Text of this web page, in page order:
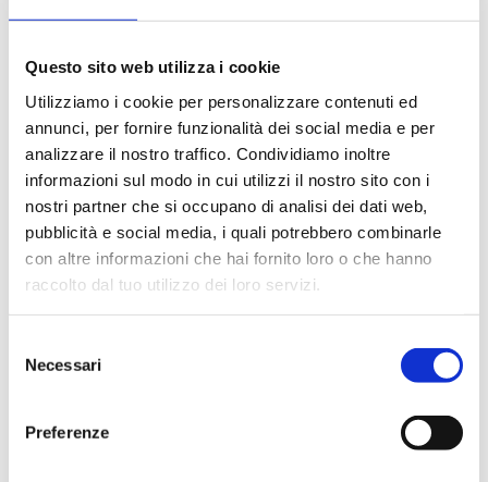
Questo sito web utilizza i cookie
Utilizziamo i cookie per personalizzare contenuti ed
annunci, per fornire funzionalità dei social media e per
analizzare il nostro traffico. Condividiamo inoltre
informazioni sul modo in cui utilizzi il nostro sito con i
nostri partner che si occupano di analisi dei dati web,
pubblicità e social media, i quali potrebbero combinarle
con altre informazioni che hai fornito loro o che hanno
raccolto dal tuo utilizzo dei loro servizi.
delNecessari
Preferenze
Editore
Bancaria Editrice
Anno
2026
Disponibile